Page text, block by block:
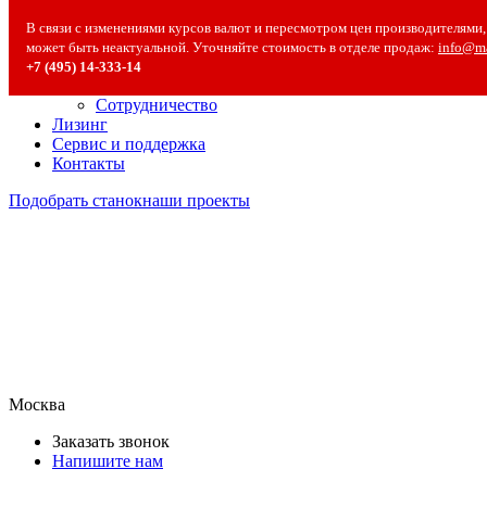
В связи с изменениями курсов валют и пересмотром цен
может быть неактуальной. Уточняйте стоимость в отделе продаж:
+7 (495) 14‑333‑14
О компании
О компании
Полезная информация
Сотрудничество
Лизинг
Сервис и поддержка
Контакты
Подобрать станокнаши проекты
Москва
Заказать звонок
Напишите нам